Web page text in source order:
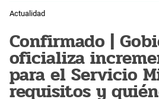
Actualidad
Confirmado |
oficializa
para el Servicio
requisitos y